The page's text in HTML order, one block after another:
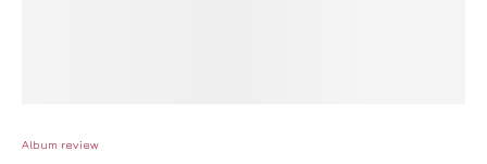
Album review